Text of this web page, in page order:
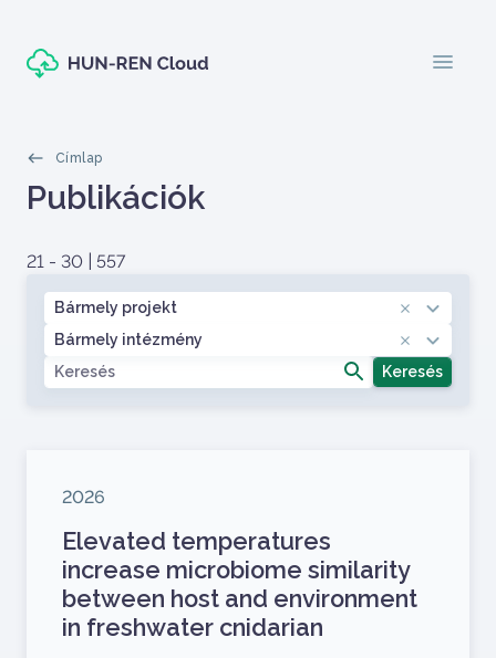
menu
Morzsák
Címlap
Oldal címe
Publikációk
Címlapos tartalom
21 - 30 | 557
Projekt
Bármely projekt
Intézmény
Bármely intézmény
Keresés
Megjelenés éve
2026
Elevated temperatures
increase microbiome similarity
between host and environment
in freshwater cnidarian